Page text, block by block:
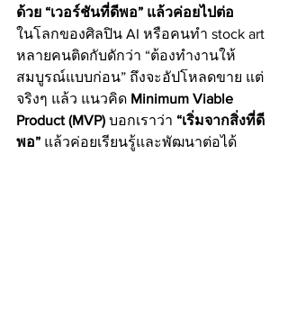
ด้วย “เวอร์ชันที่ดีพอ” แล้วค่อยไปต่อ
ในโลกของศิลปิน AI หรือคนทำ stock art
หลายคนติดกับดักว่า “ต้องทำงานให้
สมบูรณ์แบบก่อน” ถึงจะอัปโหลดขาย แต่
จริงๆ แล้ว แนวคิด Minimum Viable
Product (MVP) บอกเราว่า “เริ่มจากสิ่งที่ดี
พอ” แล้วค่อยเรียนรู้และพัฒนาต่อได้